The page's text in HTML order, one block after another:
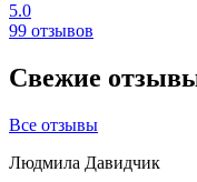
5.0
99 отзывов
Свежие
Все отзывы
Людмила Давидчик